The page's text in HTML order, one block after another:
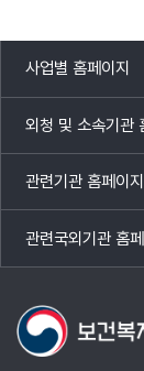
사업별 홈페이지
목록
열기
외청 및 소속기관
목록
열기
관련기관 홈페이지
목록
열기
관련국외기관 홈
목록
열기